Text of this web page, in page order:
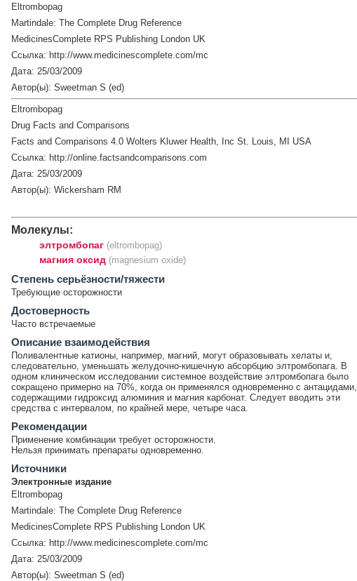
Eltrombopag
Martindale: The Complete Drug Reference
MedicinesComplete RPS Publishing London UK
Ссылка: http://www.medicinescomplete.com/mc
Дата: 25/03/2009
Автор(ы): Sweetman S (ed)
Eltrombopag
Drug Facts and Comparisons
Facts and Comparisons 4.0 Wolters Kluwer Health, Inc St. Louis, MI USA
Ссылка: http://online.factsandcomparisons.com
Дата: 25/03/2009
Автор(ы): Wickersham RM
Молекулы:
элтромбопаг (eltrombopag)
магния оксид (magnesium oxide)
Cтепень серьёзности/тяжести
Требующие осторожности
Достоверность
Часто встречаемые
Описание взаимодействия
Поливалентные катионы, например, магний, могут образовывать хелаты и,
следовательно, уменьшать желудочно-кишечную абсорбцию элтромбопага. В
одном клиническом исследовании системное воздействие элтромбопага было
сокращено примерно на 70%, когда он применялся одновременно с антацидами,
содержащими гидроксид алюминия и магния карбонат. Следует вводить эти
средства с интервалом, по крайней мере, четыре часа.
Рекомендации
Применение комбинации требует осторожности.
Нельзя принимать препараты одновременно.
Источники
Электронные издание
Eltrombopag
Martindale: The Complete Drug Reference
MedicinesComplete RPS Publishing London UK
Ссылка: http://www.medicinescomplete.com/mc
Дата: 25/03/2009
Автор(ы): Sweetman S (ed)